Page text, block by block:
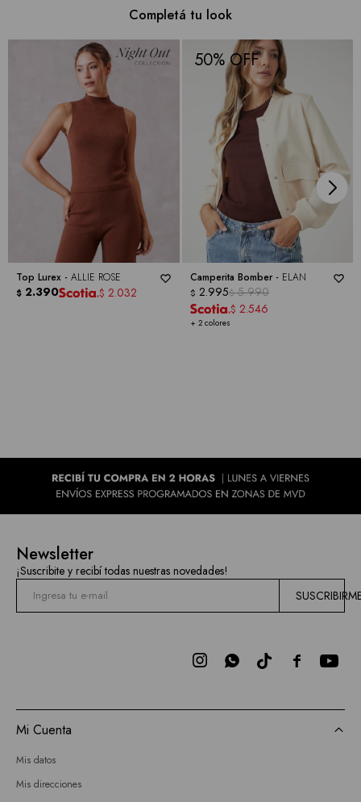
Completá tu look
Top Lurex - ALLIE ROSE
$ 2.390 $ 2.032
50
Camperita Bomber - ELAN
+ 2 colores
$ 2.995$ 5.990
$ 2.546
Newsletter
¡Suscribite y recibí todas nuestras novedades!

 
Mi Cuenta
Mis datos
Mis direcciones